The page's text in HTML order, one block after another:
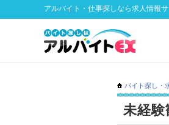
アルバイト・仕事探しなら求人情報サ
バイト探し・
未経験